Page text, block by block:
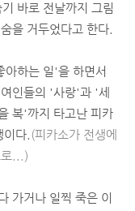
바로 전날까지 그림
을 거두었다고 한다.
하는 일'을 하면서
인들의 '사랑'과 '세
복'까지 타고난 피카
다. (피카소가 전생에
로...)
가거나 일찍 죽은 이